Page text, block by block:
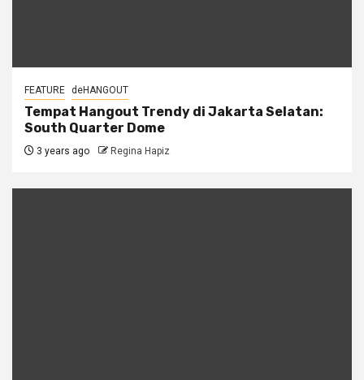
FEATURE deHANGOUT
Tempat Hangout Trendy di Jakarta Selatan:
South Quarter Dome
3 years ago Regina Hapiz